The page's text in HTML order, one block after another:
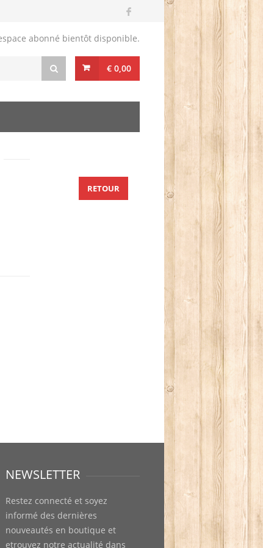
abonné bientôt disponible.
€ 0,00
RETOUR
NEWSLETTER
Restez connecté et soyez
informé des dernières
nouveautés en boutique et
etrouvez notre actualité dans